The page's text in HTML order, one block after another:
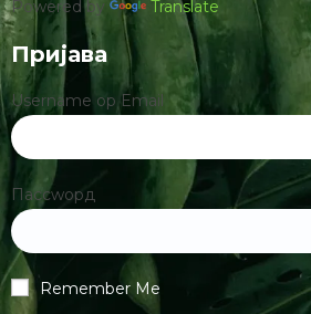
Завршни испит ОШ
биологија
166.64 КБ 1 филе(с)
Завршни испит ОШ 2026-